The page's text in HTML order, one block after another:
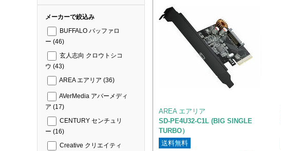
メーカーで絞込み
BUFFALO バッファロ
ー (46)
玄人志向 クロウトシコ
ウ (43)
AREA エアリア (36)
AVerMedia アバーメディ
ア (17)
CENTURY センチュリ
ー (16)
Creative クリエイティ
AREA エアリア
SD-PE4U32-C1L (BIG SINGLE
TURBO）
送料無料